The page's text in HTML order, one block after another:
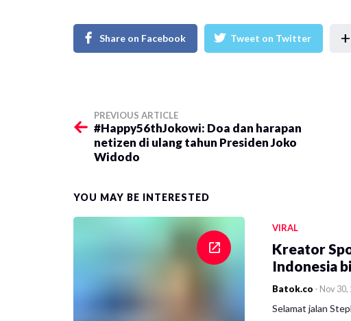
Share on Facebook Tweet on Twitter +
PREVIOUS ARTICLE
#Happy56thJokowi: Doa dan harapan
netizen di ulang tahun Presiden Joko
Widodo
YOU MAY BE INTERESTED
VIRAL
Kreator
Indonesia
Batok.co - Nov 30,
Selamat jalan